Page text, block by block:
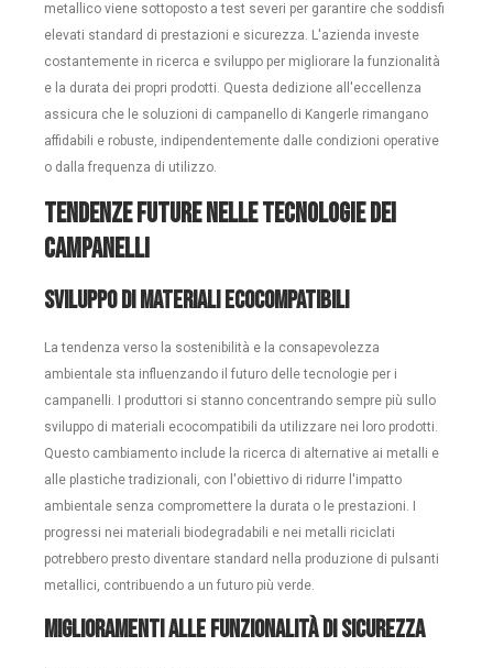
metallico viene sottoposto a test severi per garantire che soddisfi
elevati standard di prestazioni e sicurezza. L'azienda investe
costantemente in ricerca e sviluppo per migliorare la funzionalità
e la durata dei propri prodotti. Questa dedizione all'eccellenza
assicura che le soluzioni di campanello di Kangerle rimangano
affidabili e robuste, indipendentemente dalle condizioni operative
o dalla frequenza di utilizzo.
Tendenze future nelle tecnologie dei
campanelli
Sviluppo di materiali ecocompatibili
La tendenza verso la sostenibilità e la consapevolezza
ambientale sta influenzando il futuro delle tecnologie per i
campanelli. I produttori si stanno concentrando sempre più sullo
sviluppo di materiali ecocompatibili da utilizzare nei loro prodotti.
Questo cambiamento include la ricerca di alternative ai metalli e
alle plastiche tradizionali, con l'obiettivo di ridurre l'impatto
ambientale senza compromettere la durata o le prestazioni. I
progressi nei materiali biodegradabili e nei metalli riciclati
potrebbero presto diventare standard nella produzione di pulsanti
metallici, contribuendo a un futuro più verde.
Miglioramenti alle funzionalità di sicurezza